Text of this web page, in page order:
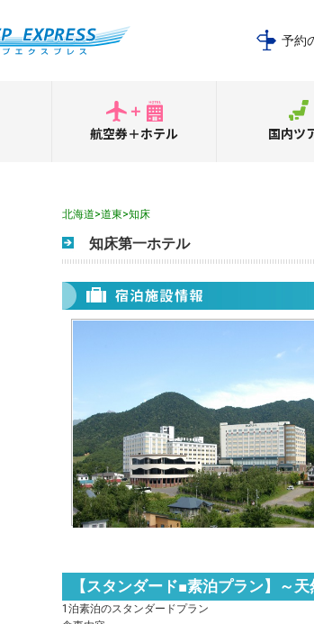
予約
航空券＋ホテル 国内ツ
北海道>道東>知床
知床第一ホテル
【スタンダード■素泊プラン】～
1泊素泊のスタンダードプラン